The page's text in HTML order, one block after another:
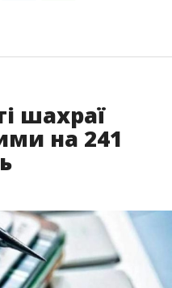
шахраї
на 241